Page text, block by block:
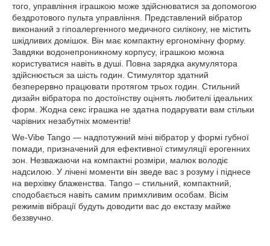
того, управління іграшкою може здійснюватися за допомогою
бездротового пульта управління. Представлений вібратор
виконаний з гіпоалергенного медичного силікону, не містить
шкідливих домішок. Він має компактну ергономічну форму.
Завдяки водонепроникному корпусу, іграшкою можна
користуватися навіть в душі. Повна зарядка акумулятора
здійснюється за шість годин. Стимулятор здатний
безперервно працювати протягом трьох годин. Стильний
дизайн вібратора по достоїнству оцінять любителі ідеальних
форм. Жодна секс іграшка не здатна подарувати вам стільки
чарівних незабутніх моментів!
We-Vibe Tango ― надпотужний міні вібратор у формі губної
помади, призначений для ефективної стимуляції ерогенних
зон. Незважаючи на компактні розміри, малюк володіє
надсилою. У лічені моменти він зведе вас з розуму і піднесе
на верхівку блаженства. Tango – стильний, компактний,
сподобається навіть самим примхливим особам. Вісім
режимів вібрації будуть доводити вас до екстазу майже
беззвучно.